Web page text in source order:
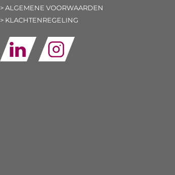
> ALGEMENE VOORWAARDEN
> KLACHTENREGELING